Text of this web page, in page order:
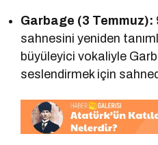
Garbage (3 Temmuz):
sahnesini yeniden
büyüleyici vokaliyle
seslendirmek için